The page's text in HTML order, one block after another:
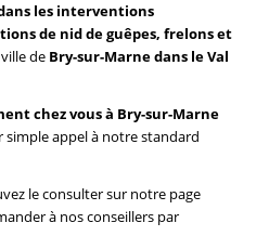
les interventions
de nid de guêpes, frelons et
de Bry-sur-Marne dans le Val
chez vous à Bry-sur-Marne
simple appel à notre standard
le consulter sur notre page
à nos conseillers par